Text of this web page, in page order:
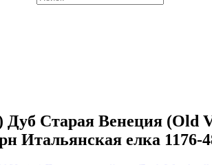
Старая Венеция (Old
Итальянская елка 1176-